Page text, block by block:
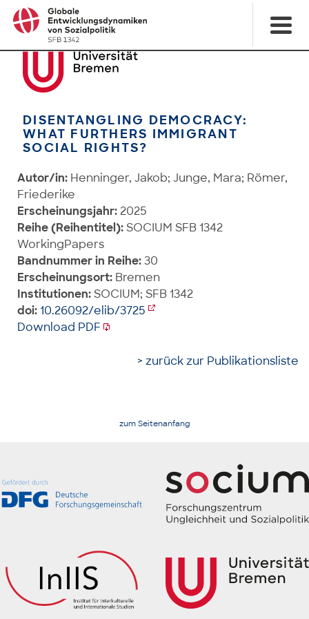
DISENTANGLING DEMOCRACY:
WHAT FURTHERS IMMIGRANT
SOCIAL RIGHTS?
Autor/in: Henninger, Jakob; Junge, Mara; Römer,
Friederike
Erscheinungsjahr: 2025
Reihe (Reihentitel):SOCIUM SFB 1342
WorkingPapers
Bandnummer in Reihe:30
Erscheinungsort: Bremen
Institutionen:SOCIUM; SFB 1342
doi:10.26092/elib/3725
Download PDF
> zurück zur Publikationsliste
zum Seitenanfang